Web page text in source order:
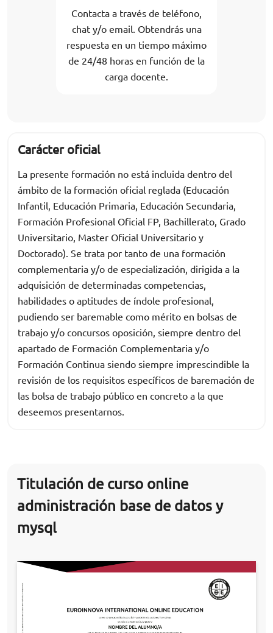
Contacta a través de teléfono,
chat y/o email. Obtendrás una
respuesta en un tiempo máximo
de 24/48 horas en función de la
carga docente.
Carácter oficial
La presente formación no está incluida dentro del
ámbito de la formación oficial reglada (Educación
Infantil, Educación Primaria, Educación Secundaria,
Formación Profesional Oficial FP, Bachillerato, Grado
Universitario, Master Oficial Universitario y
Doctorado). Se trata por tanto de una formación
complementaria y/o de especialización, dirigida a la
adquisición de determinadas competencias,
habilidades o aptitudes de índole profesional,
pudiendo ser baremable como mérito en bolsas de
trabajo y/o concursos oposición, siempre dentro del
apartado de Formación Complementaria y/o
Formación Continua siendo siempre imprescindible la
revisión de los requisitos específicos de baremación de
las bolsa de trabajo público en concreto a la que
deseemos presentarnos.
Titulación de curso online
administración base de datos y
mysql